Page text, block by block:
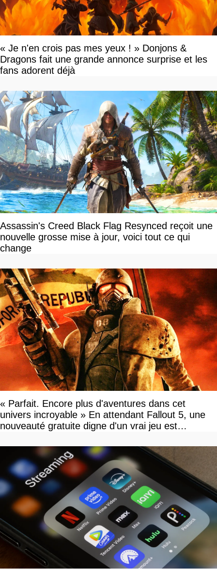
« Je n'en crois pas mes yeux ! » Donjons &
Dragons fait une grande annonce surprise et les
fans adorent déjà
Assassin's Creed Black Flag Resynced reçoit une
nouvelle grosse mise à jour, voici tout ce qui
change
« Parfait. Encore plus d'aventures dans cet
univers incroyable » En attendant Fallout 5, une
nouveauté gratuite digne d'un vrai jeu est